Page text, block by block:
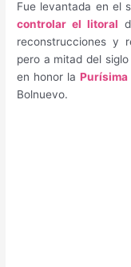
Fue levantada en el
controlar el litoral
reconstrucciones y
pero a mitad del
en honor laPurísima
Bolnuevo.